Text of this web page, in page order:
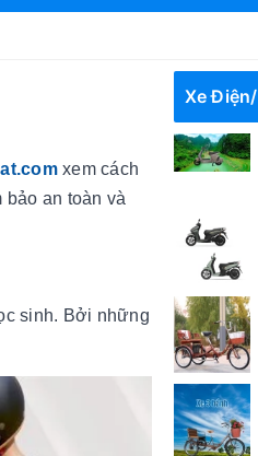
xem cách
an toàn và
sinh. Bởi những
Xe